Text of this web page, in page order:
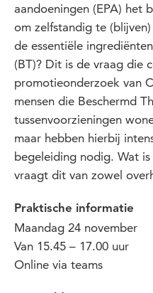
aandoeningen (EPA) het
om zelfstandig te
de essentiële
(BT)? Dit is de vraag die
promotieonderzoek van
mensen die Beschermd
tussenvoorzieningen
maar hebben hierbij
begeleiding nodig. Wat
vraagt dit van zowel
Praktische informatie
Maandag 24 november
Van 15.45 – 17.00 uur
Online via teams